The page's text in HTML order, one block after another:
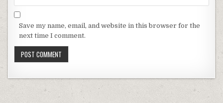
Save my name, email, and website in this browser for the
next time I comment.